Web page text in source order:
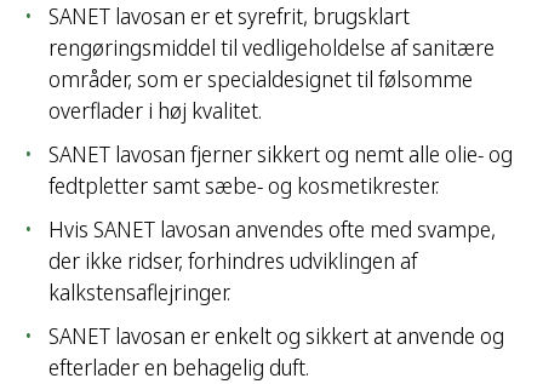
SANET lavosan er et syrefrit, brugsklart
rengøringsmiddel til vedligeholdelse af sanitære
områder, som er specialdesignet til følsomme
overflader i høj kvalitet.
SANET lavosan fjerner sikkert og nemt alle olie- og
fedtpletter samt sæbe- og kosmetikrester.
Hvis SANET lavosan anvendes ofte med svampe,
der ikke ridser, forhindres udviklingen af
kalkstensaflejringer.
SANET lavosan er enkelt og sikkert at anvende og
efterlader en behagelig duft.